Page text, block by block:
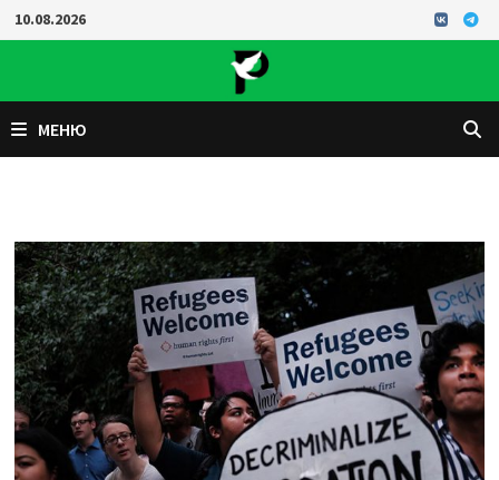
Перейти
к
10.08.2026
МЕНЮ